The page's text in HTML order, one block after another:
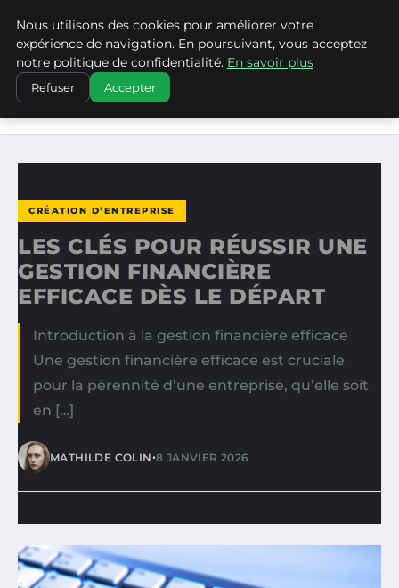
WP CAPE
ACCUEIL
CRÉATION D’ENTREPRISE
LES CLÉS POUR RÉUSSIR UNE GESTION FINANCIÈRE
CRÉATION D’ENTREPRISE
LES CLÉS POUR RÉUSSIR UNE
GESTION FINANCIÈRE
EFFICACE DÈS LE DÉPART
Introduction à la gestion financière efficace
Une gestion financière efficace est cruciale
pour la pérennité d’une entreprise, qu’elle soit
en […]
MATHILDE COLIN•8 JANVIER 2026
Nous utilisons des cookies pour améliorer votre
expérience de navigation. En poursuivant, vous acceptez
notre politique de confidentialité. En savoir plus
Refuser Accepter